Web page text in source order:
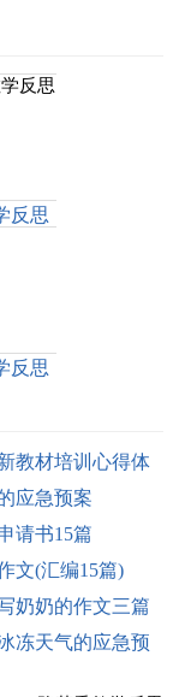
反思
反思
教材培训心得体
应急预案
请书15篇
文(汇编15篇)
奶奶的作文三篇
冻天气的应急预